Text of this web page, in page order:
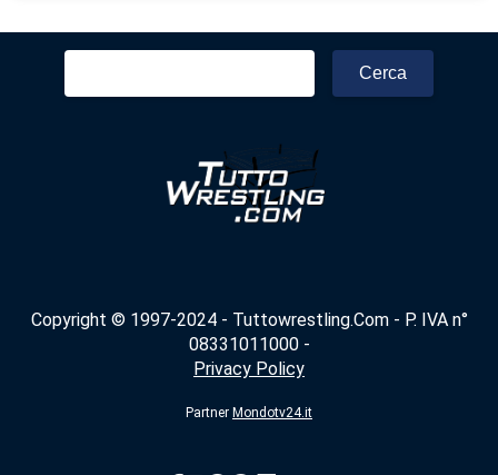
Copyright © 1997-2024 - Tuttowrestling.Com - P. IVA n°
08331011000 -
Privacy Policy
Partner Mondotv24.it